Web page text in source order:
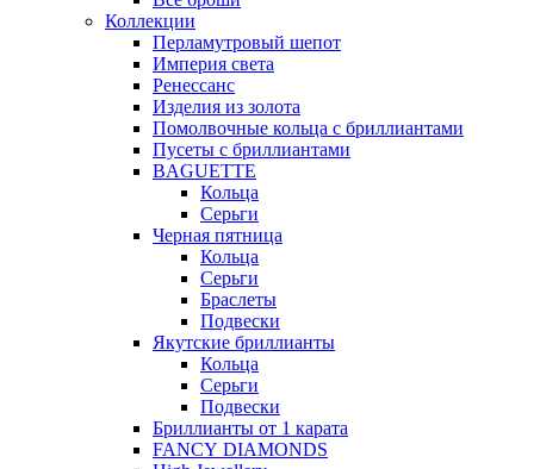
Коллекции
Перламутровый шепот
Империя света
Ренессанс
Изделия из золота
Помолвочные кольца с бриллиантами
Пусеты с бриллиантами
BAGUETTE
Кольца
Серьги
Черная пятница
Кольца
Серьги
Браслеты
Подвески
Якутские бриллианты
Кольца
Серьги
Подвески
Бриллианты от 1 карата
FANCY DIAMONDS